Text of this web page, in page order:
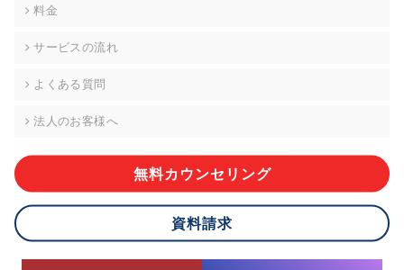
グなどの個人情報以外の情報については、原則として開示等は
株式会社div 個人情報問合せ窓口
メールアドレス:privacy_policy@di-v.co.jp
ご本人様が当社に個人情報を提供されるかどうかは任意による
応ができない場合があります。
8.cookieにより取得・分析した情報とその利用について
当社は第三者が運営するデータ・マネジメント・プラットフォ
料金
サービスの流れ
よくある質問
法人のお客様へ
無料カウンセリング
資料請求